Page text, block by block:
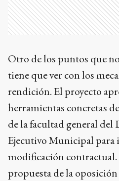
Otro de los puntos que
tiene que ver con los
rendición. El proyecto
herramientas concretas
de la facultad general del
Ejecutivo Municipal
modificación contractual.
propuesta de la